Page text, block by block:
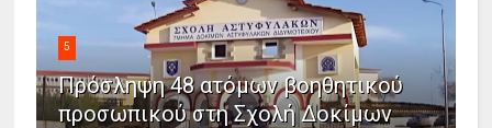
5
Πρόσληψη 48 ατόμων βοηθητικού
προσωπικού στη Σχολή Δοκίμων